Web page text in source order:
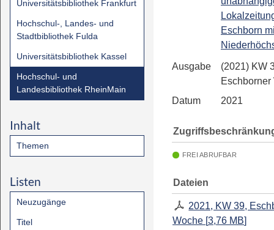
Universitätsbibliothek Frankfurt
Hochschul-, Landes- und
Stadtbibliothek Fulda
Universitätsbibliothek Kassel
Hochschul- und
Landesbibliothek RheinMain
Inhalt
Themen
Listen
Neuzugänge
Titel
Eschborn
Ausgabe
(2021) KW
Eschborner
Datum
2021
FREI ABRUFBAR
Dateien
2021, KW 39,
Woche [3,76 MB]